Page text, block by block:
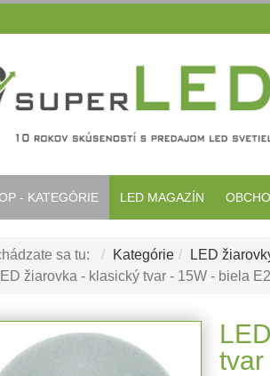
- KATEGÓRIE LED MAGAZÍN
sa tu: Kategórie LED
žiarovka - klasický tvar - 15W - biela
tvar